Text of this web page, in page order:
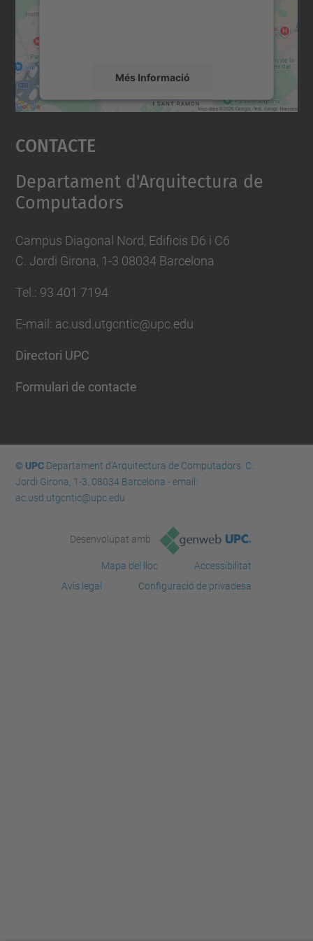
Més Informació
Accepta
powered by
Contacte
Departament d'Arquitectura de
Computadors
Campus Diagonal Nord, Edificis D6 i C6
C. Jordi Girona, 1-3 08034 Barcelona
Tel.: 93 401 7194
E-mail: ac.usd.utgcntic@upc.edu
Directori UPC
Formulari de contacte
© UPCDepartament d'Arquitectura de Computadors. C.
Jordi Girona, 1-3. 08034 Barcelona - email:
ac.usd.utgcntic@upc.edu
Desenvolupat amb
Mapa del lloc
Accessibilitat
Avís legal
Configuració de privadesa